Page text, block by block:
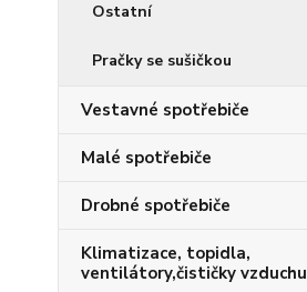
Ostatní
Pračky se sušičkou
Vestavné spotřebiče
Malé spotřebiče
Drobné spotřebiče
Klimatizace, topidla,
ventilátory,čističky vzduchu